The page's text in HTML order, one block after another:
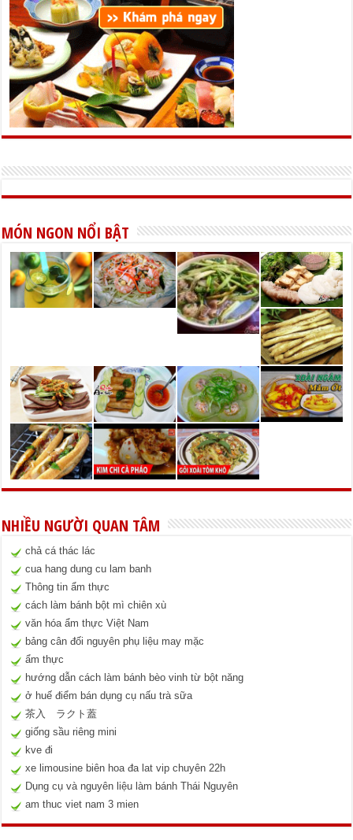
MÓN NGON NỔI BẬT
NHIỀU NGƯỜI QUAN TÂM
chả cá thác lác
cua hang dung cu lam banh
Thông tin ẩm thực
cách làm bánh bột mì chiên xù
văn hóa ẩm thực Việt Nam
bảng cân đối nguyên phụ liệu may mặc
ẩm thực
hướng dẫn cách làm bánh bèo vinh từ bột năng
ở huế điểm bán dụng cụ nấu trà sữa
茶入 ラクト蓋
giống sầu riêng mini
kve đi
xe limousine biên hoa đa lat vip chuyên 22h
Dụng cụ và nguyên liệu làm bánh Thái Nguyên
am thuc viet nam 3 mien